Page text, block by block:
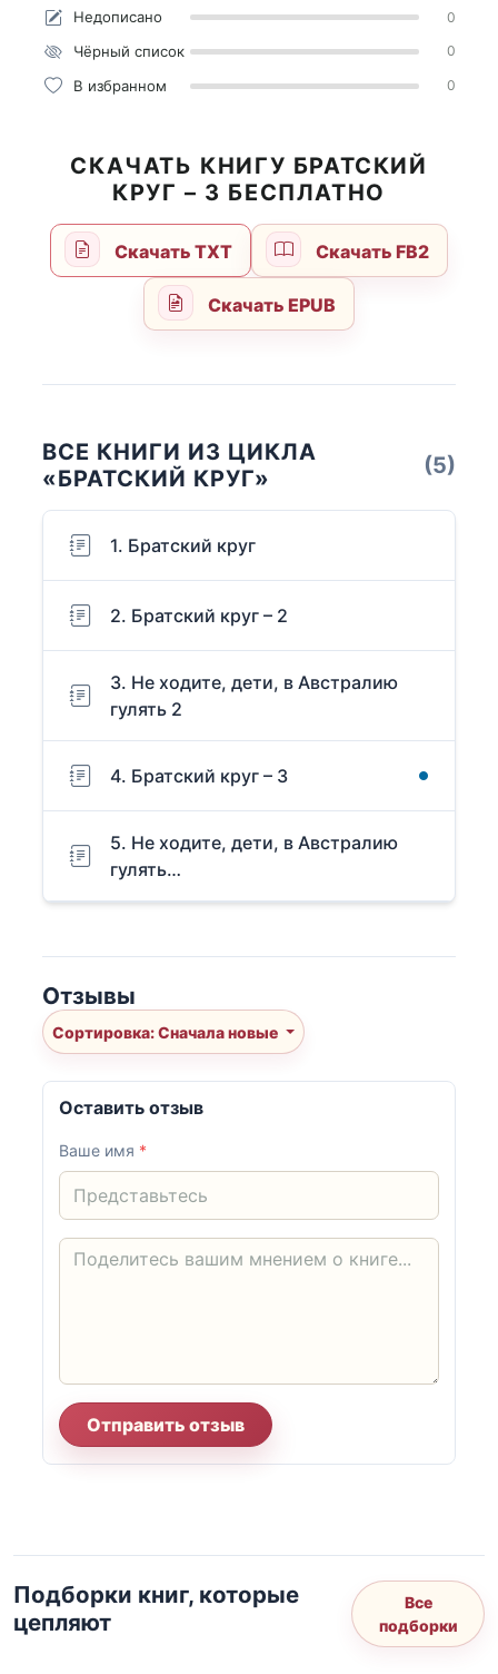
Недописано 0
Чёрный список 0
В избранном 0
СКАЧАТЬ КНИГУ БРАТСКИЙ
КРУГ – 3 БЕСПЛАТНО
Скачать TXT Скачать FB2
Скачать EPUB
ВСЕ КНИГИ ИЗ ЦИКЛА
«БРАТСКИЙ КРУГ»
(5)
1. Братский круг
2. Братский круг – 2
3. Не ходите, дети, в Австралию
гулять 2
4. Братский круг – 3
5. Не ходите, дети, в Австралию
гулять…
Отзывы
Сортировка: Сначала новые
Оставить отзыв
Ваше имя *
Отправить отзыв
Подборки книг, которые
цепляют
Все
подборки